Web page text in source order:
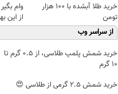
خرید طلا آبشده با 100 هزار
تومن
وام
از این
از سراسر وب
خرید شمش پلمپ طلاسی، از ۰.۵ گرم تا
۱۰ گرم
خرید شمش 2.5 گرمی از طلاسی 😍